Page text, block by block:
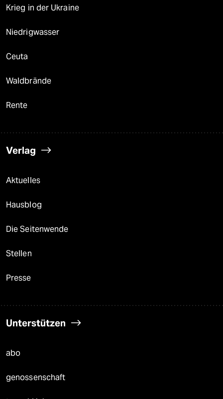
Krieg in der Ukraine
Niedrigwasser
Ceuta
Waldbrände
Rente
Verlag
Aktuelles
Hausblog
Die Seitenwende
Stellen
Presse
Unterstützen
abo
genossenschaft